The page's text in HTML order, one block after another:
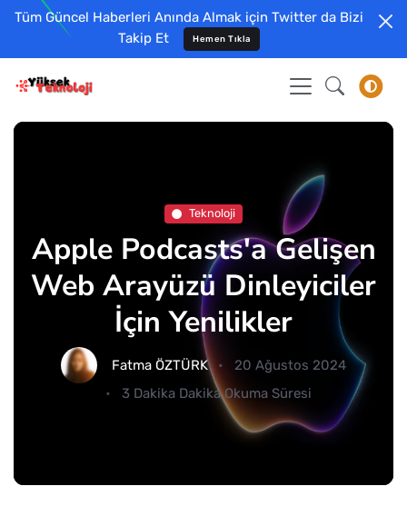
Tüm Güncel Haberleri Anında Almak için Twitter da Bizi
Takip Et
Hemen Tıkla
Teknoloji
Apple Podcasts'a Gelişen
Web Arayüzü Dinleyiciler
İçin Yenilikler
Fatma ÖZTÜRK
20 Ağustos 2024
3 Dakika Dakika Okuma Süresi